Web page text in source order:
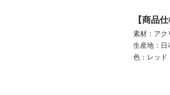
【商品仕
素材：アク
生産地：日
色：レッド